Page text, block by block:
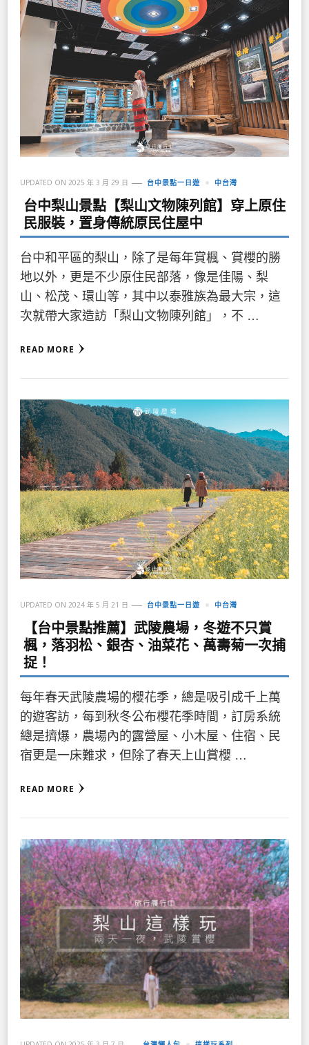
UPDATED ON 2025 年 3 月 29 日 台中景點一日遊 中台灣
台中梨山景點【梨山文物陳列館】穿上原住
民服裝，置身傳統原民住屋中
台中和平區的梨山，除了是每年賞楓、賞櫻的勝
地以外，更是不少原住民部落，像是佳陽、梨
山、松茂、環山等，其中以泰雅族為最大宗，這
次就帶大家造訪「梨山文物陳列館」，不 …
READ MORE
UPDATED ON 2024 年 5 月 21 日 台中景點一日遊 中台灣
【台中景點推薦】武陵農場，冬遊不只賞
楓，落羽松、銀杏、油菜花、萬壽菊一次捕
捉！
每年春天武陵農場的櫻花季，總是吸引成千上萬
的遊客訪，每到秋冬公布櫻花季時間，訂房系統
總是擠爆，農場內的露營屋、小木屋、住宿、民
宿更是一床難求，但除了春天上山賞櫻 …
READ MORE